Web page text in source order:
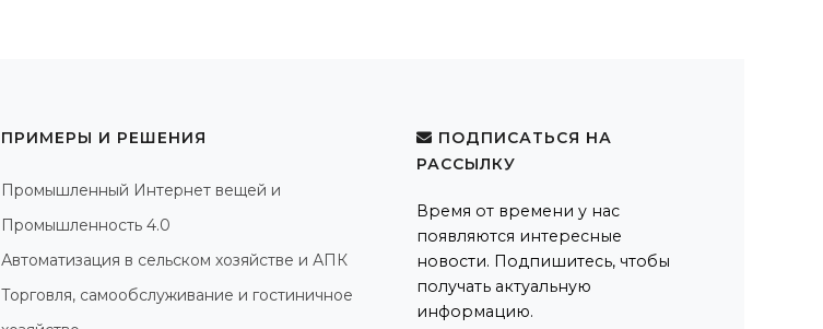
ПРИМЕРЫ И РЕШЕНИЯ
Промышленный Интернет вещей и
Промышленность 4.0
Автоматизация в сельском хозяйстве и АПК
Торговля, самообслуживание и гостиничное
ПОДПИСАТЬСЯ НА
РАССЫЛКУ
Время от времени у нас
появляются интересные
новости. Подпишитесь, чтобы
получать актуальную
информацию.